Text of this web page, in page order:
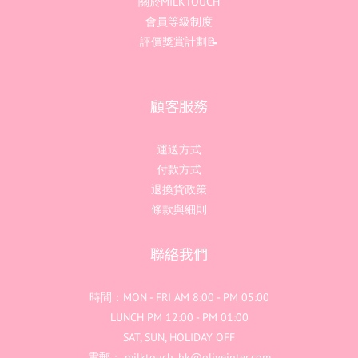
會員等級制度
評價獎賞計劃📝
顧客服務
運送方式
付款方式
退換貨政策
條款與細則
聯絡我們
時間：MON - FRI AM 8:00 - PM 05:00
LUNCH PM 12:00 - PM 01:00
SAT, SUN, HOLIDAY OFF